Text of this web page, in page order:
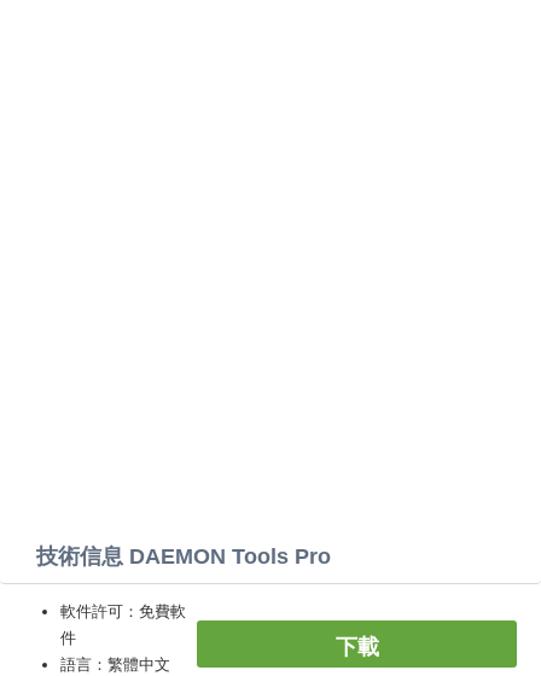
技術信息 DAEMON Tools Pro
下載
軟件許可：免費軟
件
語言：繁體中文